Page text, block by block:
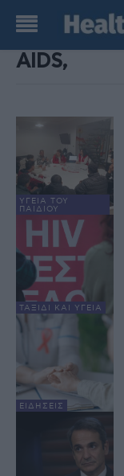
ΥΓΕΊΑ ΤΟΥ
ΠΑΙΔΙΟΎ
ΤΑΞΊΔΙ ΚΑΙ ΥΓΕΊΑ
ΕΙΔΉΣΕΙΣ